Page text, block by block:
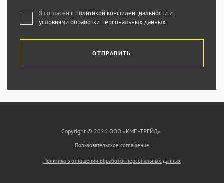
Я согласен с политикой конфиденциальности и
условиями обработки персональных данных
ОТПРАВИТЬ
Copyright © 2026 ООО «КМП-ТРЕЙД».
Пользовательское соглашение
Политика в отношении обработки персональных данных